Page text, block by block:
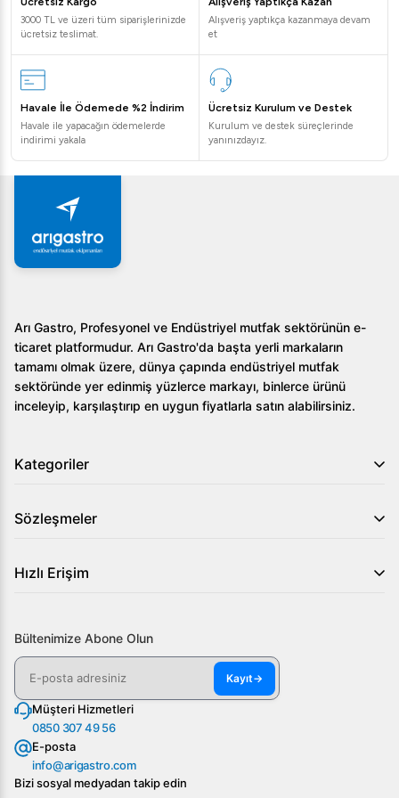
ölçekli yemek hizmetleri için idealdir. Elektronik ateşleme
ve güvenlik sistemleri, ürünü kullanırken huzurlu ve güven
içinde olmanızı sağlar. Enerji tasarrufu sağlayan yapısı ise
işletmenizin maliyetlerini düşürmenize yardımcı olur.
Sıkça Sorulan Sorular
Tavanın kapasitesi nedir?
Tava 80 litre kapasiteye sahiptir.
Tavanın iç köşeleri yuvarlatılmış ve parlatılmış
olduğundan temizliği oldukça kolaydır.
Sonuç olarak, Öztiryakiler 900 Seri Devrilir Tava 80 LT
80*90*85-Elektronik Ateşleme, endüstriyel mutfaklar
kapasitesi ve dayanıklılığı ile işinizi verimli bir şekilde
karşılayacak bu ürüne sahip olun!
3000 TL ve üzeri tüm siparişlerinizde
ücretsiz teslimat.
Alışveriş yaptıkça kazanmaya devam
et
Havale İle Ödemede %2 İndirim
Havale ile yapacağın ödemelerde
indirimi yakala
Ücretsiz Kurulum ve Destek
Kurulum ve destek süreçlerinde
yanınızdayız.
Arı Gastro, Profesyonel ve Endüstriyel mutfak sektörünün e-
ticaret platformudur. Arı Gastro'da başta yerli markaların
tamamı olmak üzere, dünya çapında endüstriyel mutfak
sektöründe yer edinmiş yüzlerce markayı, binlerce ürünü
inceleyip, karşılaştırıp en uygun fiyatlarla satın alabilirsiniz.
Kategoriler
Sözleşmeler
Hızlı Erişim
Bültenimize Abone Olun
Kayıt→
Müşteri Hizmetleri
0850 307 49 56
E-posta
info@arigastro.com
Bizi sosyal medyadan takip edin